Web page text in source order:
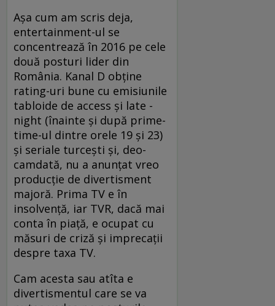
Așa cum am scris deja,
entertainment-ul se
concentrează în 2016 pe cele
două posturi lider din
România. Kanal D obține
rating-uri bune cu emisiunile
tabloide de access și late ­
night (înainte și după prime-
time-ul dintre orele 19 și 23)
și seriale turcești și, deo­
camdată, nu a anunțat vreo
producție de divertisment
majoră. Prima TV e în
insolvență, iar TVR, dacă mai
conta în piață, e ocupat cu
măsuri de criză și imprecații
despre taxa TV.
Cam acesta sau atîta e
divertismentul care se va